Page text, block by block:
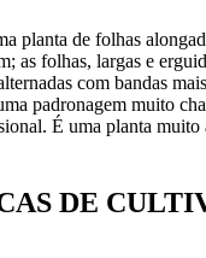
planta de folhas
as folhas, largas e
com bandas
padronagem muito
É uma planta muito
DE